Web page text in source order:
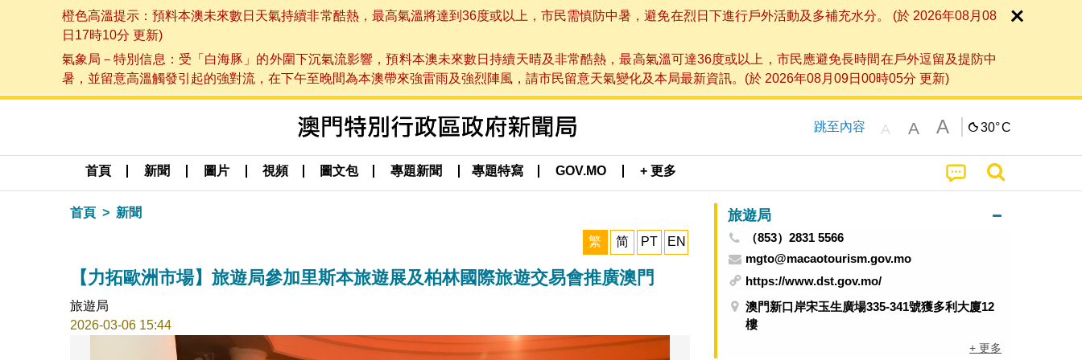
橙色高溫提示：預料本澳未來數日天氣持續非常酷熱，最高氣溫將達到36度或以上，市民需慎防中暑，避免在烈日下進行戶外活動及多補充水分。 (於 2026年08月08
日17時10分 更新)
氣象局－特別信息：受「白海豚」的外圍下沉氣流影響，預料本澳未來數日持續天晴及非常酷熱，最高氣溫可達36度或以上，市民應避免長時間在戶外逗留及提防中
暑，並留意高溫觸發引起的強對流，在下午至晚間為本澳帶來強雷雨及強烈陣風，請市民留意天氣變化及本局最新資訊。(於 2026年08月09日00時05分 更新)
跳至內容 A A A 30°C
首頁 新聞 圖片 視頻 圖文包 專題新聞 專題特寫 GOV.MO + 更多
首頁 新聞
繁 简 PT EN
【力拓歐洲市場】旅遊局參加里斯本旅遊展及柏林國際旅遊交易會推廣澳門
旅遊局
2026-03-06 15:44
旅遊局
（853）2831 5566
mgto@macaotourism.gov.mo
https://www.dst.gov.mo/
澳門新口岸宋玉生廣場335-341號獲多利大廈12
樓
+ 更多